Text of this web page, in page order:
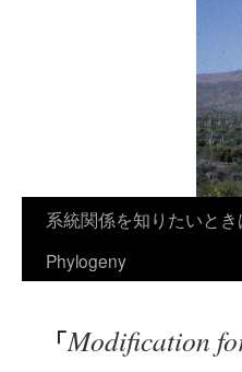
系統関係を知りたいと
Phylogeny
「Modification